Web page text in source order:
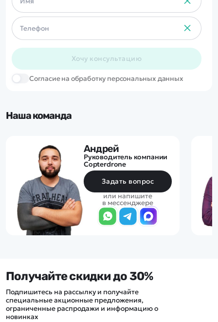
Хочу консультацию
Cогласие на обработку персональных данных
Наша команда
Андрей
Руководитель компании
Copterdrone
Задать вопрос
или напишите
в мессенджере
Получайте скидки до 30%
Подпишитесь на рассылку и получайте
специальные акционные предложения,
ограниченные распродажи и информацию о
новинках